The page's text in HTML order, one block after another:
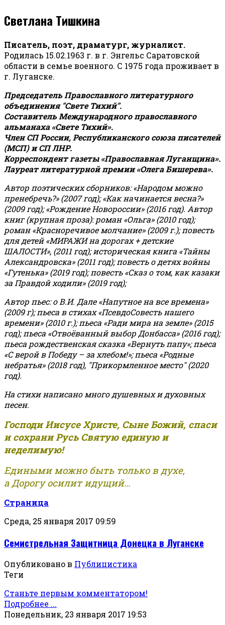
Светлана Тишкина
Писатель, поэт, драматург, журналист.
Родилась 15.02.1963 г. в г. Энгельс Саратовской
области в семье военного. С 1975 года проживает в
г. Луганске.
Председатель Православного литературного
объединения "Свете Тихий".
Составитель Международного православного
альманаха «Свете Тихий».
Член СП России, Республиканского союза писателей
(МСП) и СП ЛНР.
Корреспондент газеты «Православная Луганщина».
Лауреат литературной премии «Олега Бишерева».
Автор поэтических сборников: «Народом можно
пренебречь?» (2007 год); «Как начинается весна?»
(2009 год); «Рождение Новороссии» (2016 год). Автор
книг (крупная проза): роман «Ольга» (2010 год);
роман «Красноречивое молчание» (2009 г.); повесть
для детей «МИРАЖИ на дорогах + детские
ШАЛОСТИ», (2011 год); историческая книга «Тайны
Александровска» (2011 год); повесть о детях войны
«Гутенька» (2019 год); повесть «Сказ о том, как казаки
за Правдой ходили» (2019 год);
Автор пьес: о В.И. Дале «Напутное на все времена»
(2009 г); пьеса в стихах «ПсевдоСовесть нашего
времени» (2010 г.); пьеса «Ради мира на земле» (2015
год); пьеса «Отвоёванный выбор Донбасса» (2016 год);
пьеса рождественская сказка «Вернуть папу»; пьеса
«С верой в Победу – за хлебом!»;пьеса «Родные
небратья» (2018 год), "Прикормленное место" (2020
год).
На стихи написано много душевных и духовных
песен.
Господи Иисусе Христе, Сыне Божий, спаси
и сохрани Русь Святую единую и
неделимую!
Едиными можно быть только в духе,
а Дорогу осилит идущий...
Страница
Среда, 25 января 2017 09:59
Семистрельная Защитница Донецка в Луганске
Опубликовано в Публицистика
Теги
Станьте первым комментатором!
Подробнее ...
Понедельник, 23 января 2017 19:53